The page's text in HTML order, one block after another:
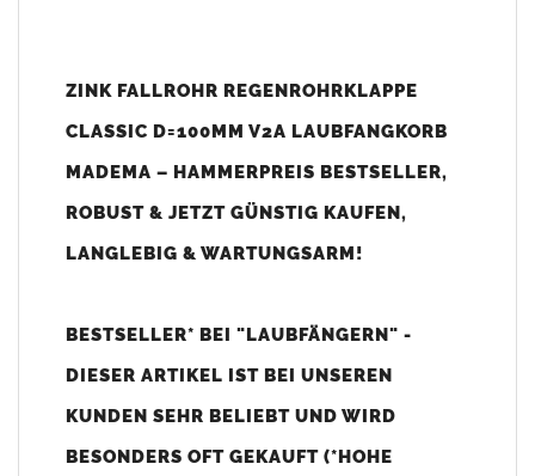
die ihre Regenfallrohre effektiv vor Verstopfungen schützen
und sorgt dafür, dass Laub, Äste und andere Ablagerungen
zuverlässig aufgefangen werden.
Bedienfreundlichkeit gehen zurück auf über 25 Jahre
Desweiteren lässt sich derLaubfang Classicbei gefülltem
Laubkorbproblemlos öffnen und bietet somit einen großen
jedermann durchgeführt werden.
ZINK FALLROHR REGENROHRKLAPPE
CLASSIC D=100MM V2A LAUBFANGKORB
MADEMA – HAMMERPREIS BESTSELLER,
ROBUST & JETZT GÜNSTIG KAUFEN,
LANGLEBIG & WARTUNGSARM!
BESTSELLER* BEI "LAUBFÄNGERN" -
DIESER ARTIKEL IST BEI UNSEREN
KUNDEN SEHR BELIEBT UND WIRD
BESONDERS OFT GEKAUFT (*HOHE